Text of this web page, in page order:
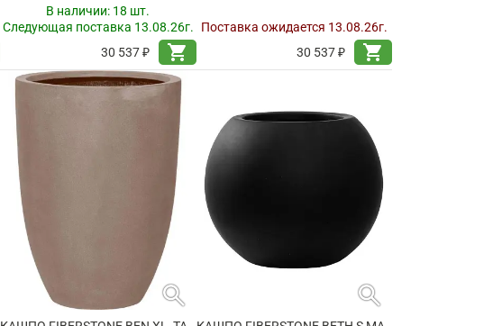
В наличии: 18 шт.
Следующая поставка 13.08.26г.
30 537 ₽
shopping_cart
Поставка ожидается 13.08.26г.
30 537 ₽
shopping_cart
search search